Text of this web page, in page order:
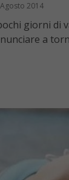
2014
giorni di
a